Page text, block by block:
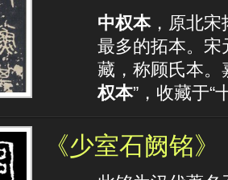
中权本，原北宋
最多的拓本。宋
藏，称顾氏本。
权本”，收藏于“
《少室石阙铭》